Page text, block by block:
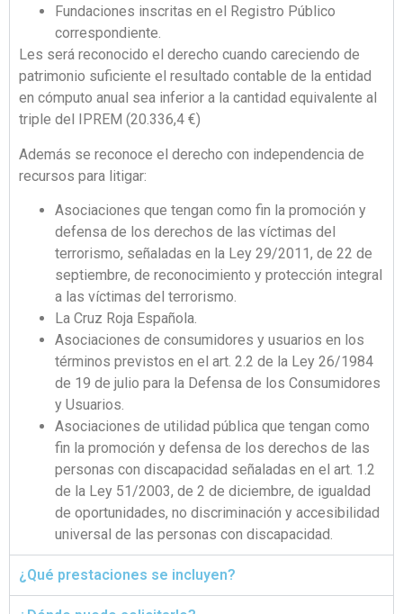
Fundaciones inscritas en el Registro Público
correspondiente.
Les será reconocido el derecho cuando careciendo de
patrimonio suficiente el resultado contable de la entidad
en cómputo anual sea inferior a la cantidad equivalente al
triple del IPREM (20.336,4 €)
Además se reconoce el derecho con independencia de
recursos para litigar:
Asociaciones que tengan como fin la promoción y
defensa de los derechos de las víctimas del
terrorismo, señaladas en la Ley 29/2011, de 22 de
septiembre, de reconocimiento y protección integral
a las víctimas del terrorismo.
La Cruz Roja Española.
Asociaciones de consumidores y usuarios en los
términos previstos en el art. 2.2 de la Ley 26/1984
de 19 de julio para la Defensa de los Consumidores
y Usuarios.
Asociaciones de utilidad pública que tengan como
fin la promoción y defensa de los derechos de las
personas con discapacidad señaladas en el art. 1.2
de la Ley 51/2003, de 2 de diciembre, de igualdad
de oportunidades, no discriminación y accesibilidad
universal de las personas con discapacidad.
¿Qué prestaciones se incluyen?